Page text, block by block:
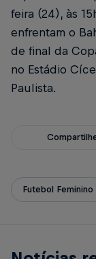
feira (24), às
enfrentam o
de final da
no Estádio
Paulista.
Futebol Feminino